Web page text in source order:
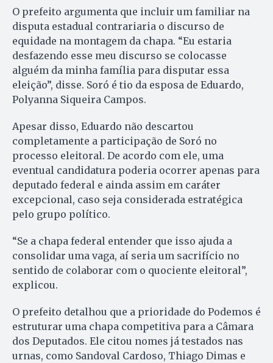
O prefeito argumenta que incluir um familiar na
disputa estadual contrariaria o discurso de
equidade na montagem da chapa. “Eu estaria
desfazendo esse meu discurso se colocasse
alguém da minha família para disputar essa
eleição”, disse. Soró é tio da esposa de Eduardo,
Polyanna Siqueira Campos.
Apesar disso, Eduardo não descartou
completamente a participação de Soró no
processo eleitoral. De acordo com ele, uma
eventual candidatura poderia ocorrer apenas para
deputado federal e ainda assim em caráter
excepcional, caso seja considerada estratégica
pelo grupo político.
“Se a chapa federal entender que isso ajuda a
consolidar uma vaga, aí seria um sacrifício no
sentido de colaborar com o quociente eleitoral”,
explicou.
O prefeito detalhou que a prioridade do Podemos é
estruturar uma chapa competitiva para a Câmara
dos Deputados. Ele citou nomes já testados nas
urnas, como Sandoval Cardoso, Thiago Dimas e